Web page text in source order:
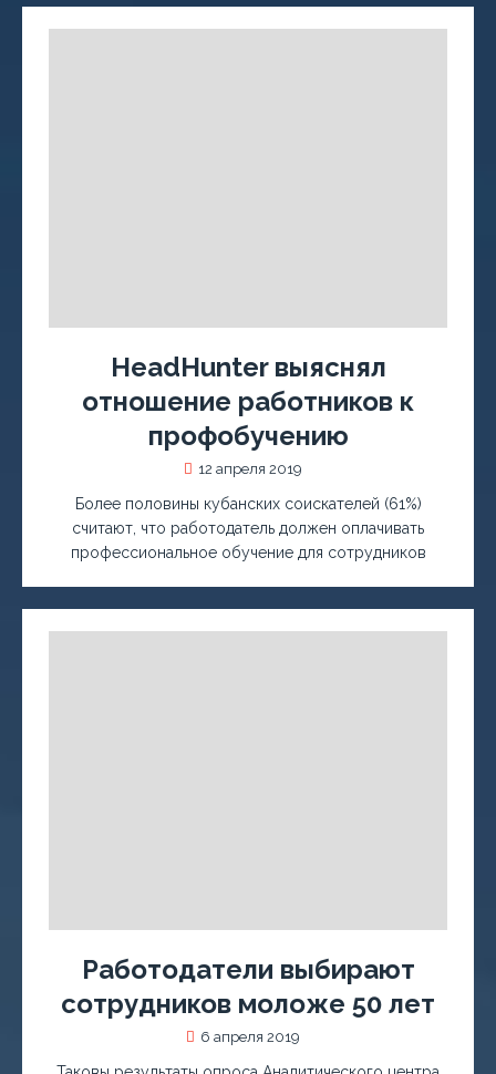
HeadHunter выяснял
отношение работников к
профобучению
12 апреля 2019
Более половины кубанских соискателей (61%)
считают, что работодатель должен оплачивать
профессиональное обучение для сотрудников
Работодатели выбирают
сотрудников моложе 50 лет
6 апреля 2019